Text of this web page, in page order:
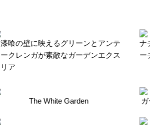
喰の壁に映えるグリーンとアンテ
ークレンガが素敵なガーデンエクス
ア
ナ
ー
The White Garden